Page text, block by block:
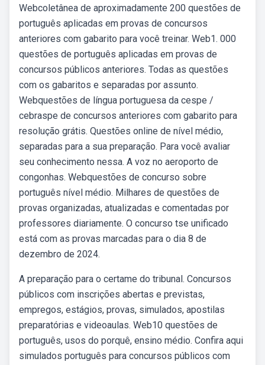
Webcoletânea de aproximadamente 200 questões de
português aplicadas em provas de concursos
anteriores com gabarito para você treinar. Web1. 000
questões de português aplicadas em provas de
concursos públicos anteriores. Todas as questões
com os gabaritos e separadas por assunto.
Webquestões de língua portuguesa da cespe /
cebraspe de concursos anteriores com gabarito para
resolução grátis. Questões online de nível médio,
separadas para a sua preparação. Para você avaliar
seu conhecimento nessa. A voz no aeroporto de
congonhas. Webquestões de concurso sobre
português nível médio. Milhares de questões de
provas organizadas, atualizadas e comentadas por
professores diariamente. O concurso tse unificado
está com as provas marcadas para o dia 8 de
dezembro de 2024.
A preparação para o certame do tribunal. Concursos
públicos com inscrições abertas e previstas,
empregos, estágios, provas, simulados, apostilas
preparatórias e videoaulas. Web10 questões de
português, usos do porquê, ensino médio. Confira aqui
simulados português para concursos públicos com